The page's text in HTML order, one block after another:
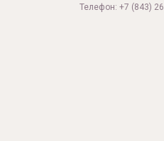
Телефон: +7 (843)